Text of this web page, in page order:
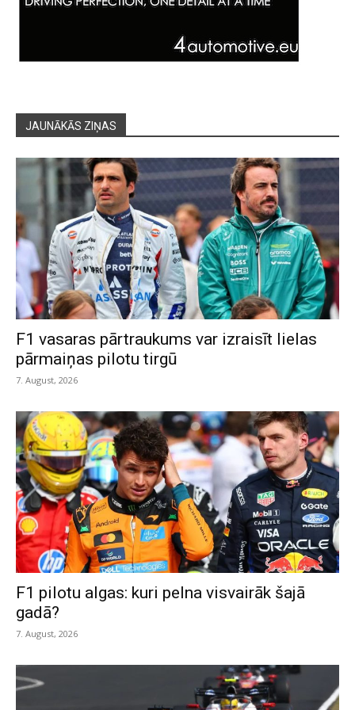
JAUNĀKĀS ZIŅAS
F1 vasaras pārtraukums var izraisīt lielas
pārmaiņas pilotu tirgū
7. August, 2026
F1 pilotu algas: kuri pelna visvairāk šajā
gadā?
7. August, 2026